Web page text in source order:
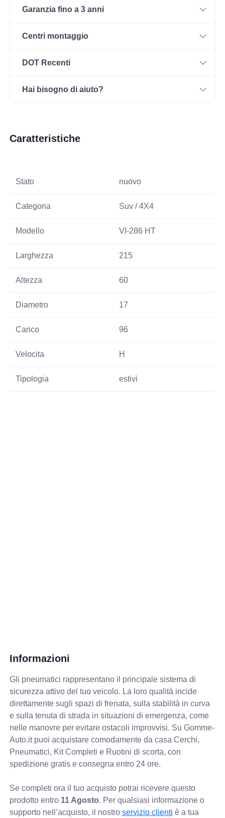
Garanzia fino a 3 anni
Centri montaggio
DOT Recenti
Hai bisogno di aiuto?
Caratteristiche
Stato nuovo
Categoria Suv / 4X4
Modello VI-286 HT
Larghezza 215
Altezza 60
Diametro 17
Carico 96
Velocita H
Tipologia estivi
Informazioni
Gli pneumatici rappresentano il principale sistema di
sicurezza attivo del tuo veicolo. La loro qualità incide
direttamente sugli spazi di frenata, sulla stabilità in curva
e sulla tenuta di strada in situazioni di emergenza, come
nelle manovre per evitare ostacoli improvvisi. Su Gomme-
Auto.it puoi acquistare comodamente da casa Cerchi,
Pneumatici, Kit Completi e Ruotini di scorta, con
spedizione gratis e consegna entro 24 ore.
Se completi ora il tuo acquisto potrai ricevere questo
prodotto entro 11 Agosto. Per qualsiasi informazione o
supporto nell’acquisto, il nostroservizio clienti è a tua